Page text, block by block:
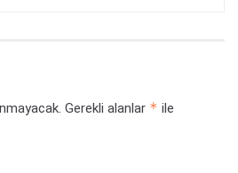
Gerekli alanlar * ile